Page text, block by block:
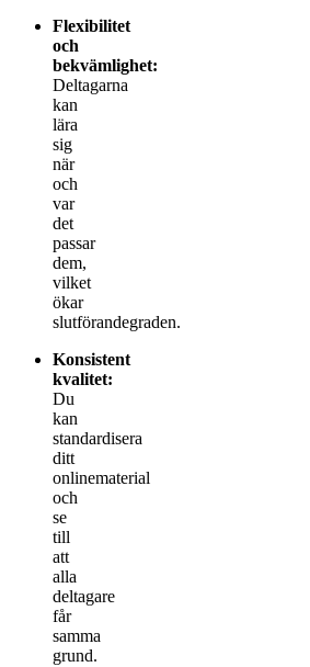
Flexibilitet
och
bekvämlighet:
Deltagarna
kan
lära
sig
när
och
var
det
passar
dem,
vilket
ökar
slutförandegraden.
Konsistent
kvalitet:
Du
kan
standardisera
ditt
onlinematerial
och
se
till
att
alla
deltagare
får
samma
grund.